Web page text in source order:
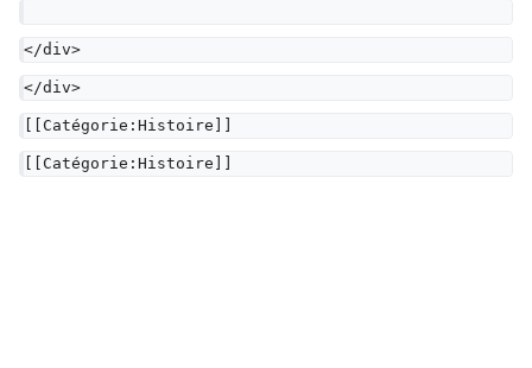
</div>
</div>
[[Catégorie:Histoire]]
[[Catégorie:Histoire]]